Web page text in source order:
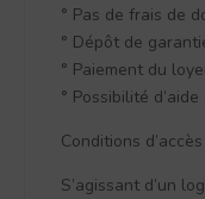
° Pas de frais de
° Dépôt de
° Paiement du
° Possibilité
Conditions
S’agissant d’un